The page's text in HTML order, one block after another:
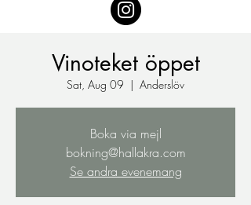
Vinoteket öppet
Sat, Aug 09
  |
Anderslöv
Boka via mejl
bokning@hallakra.com
Se andra evenemang